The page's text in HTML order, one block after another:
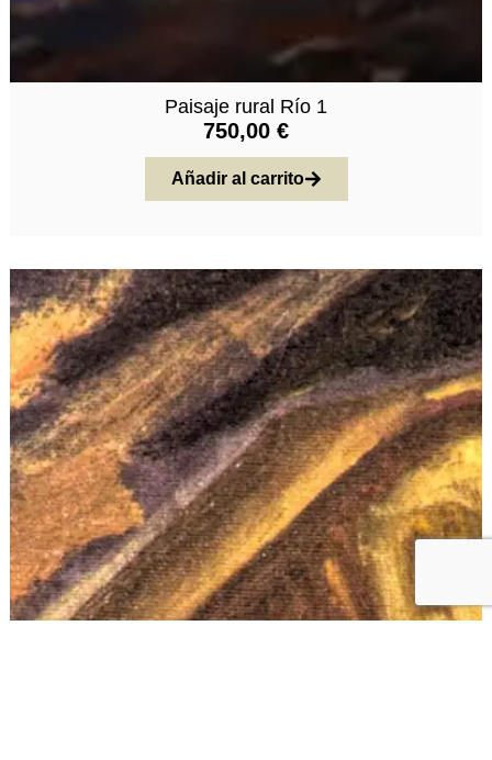
Paisaje rural Río 1
750,00 €
Añadir al carrito